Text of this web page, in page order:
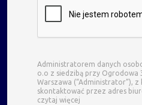
Administratorem danych
o.o z siedzibą przy Ogrodowa
Warszawa (“Administrator”),
skontaktować przez adres
czytaj więcej